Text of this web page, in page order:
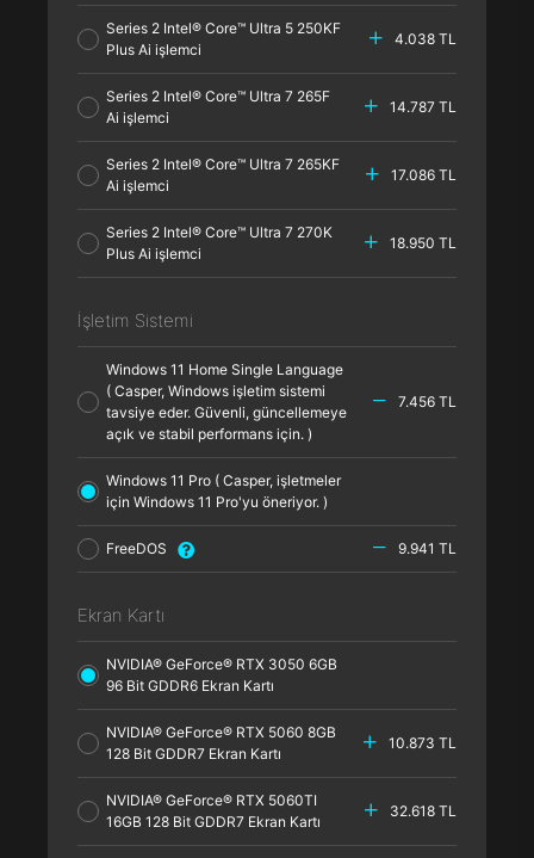
Series 2 Intel® Core™ Ultra 5 250KF
Plus Ai işlemci
4.038 TL
Series 2 Intel® Core™ Ultra 7 265F
Ai işlemci
14.787 TL
Series 2 Intel® Core™ Ultra 7 265KF
Ai işlemci
17.086 TL
Series 2 Intel® Core™ Ultra 7 270K
Plus Ai işlemci
18.950 TL
İşletim Sistemi
Windows 11 Home Single Language
( Casper, Windows işletim sistemi
tavsiye eder. Güvenli, güncellemeye
açık ve stabil performans için. )
7.456 TL
Windows 11 Pro ( Casper, işletmeler
için Windows 11 Pro'yu öneriyor. )
FreeDOS 9.941 TL
Ekran Kartı
NVIDIA® GeForce® RTX 3050 6GB
96 Bit GDDR6 Ekran Kartı
NVIDIA® GeForce® RTX 5060 8GB
128 Bit GDDR7 Ekran Kartı
10.873 TL
NVIDIA® GeForce® RTX 5060TI
16GB 128 Bit GDDR7 Ekran Kartı
32.618 TL